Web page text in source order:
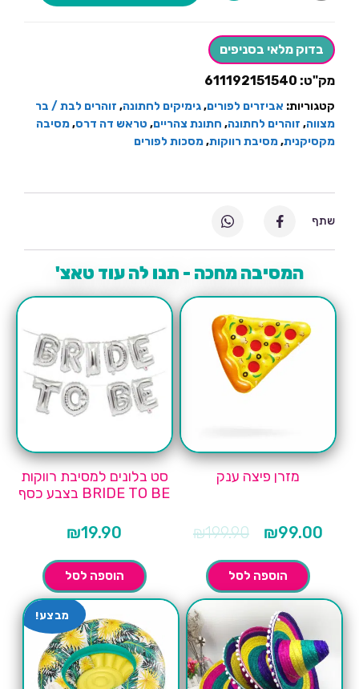
במבצע
בדוק מלאי בסניפים
מק"ט: 611192151540
קטגוריות: אביזרים לפורים,גימיקים לחתונה, זוהרים לבת / בר
מצווה, זוהרים לחתונה, חתונת צהריים, טראש דה דרס,מסיבה
מקסיקנית,מסיבת רווקות,מסכות לפורים
המסיבה מחכה - תנו לה עוד טאצ'
מזרן פיצה ענק
₪199.90
המחיר
המקורי
₪199.90.
₪99.00המחיר
הוספה לסל
סט בלונים למסיבת רווקות
BRIDE TO BE בצבע כסף
₪19.90
הוספה לסל
מבצע!
שתף